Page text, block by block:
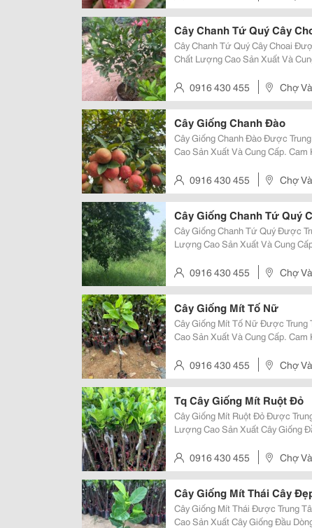
Cây Chanh Tứ Quý Cây
Cây Chanh Tứ Quý Cây Choai
Chất Lượng Cao Sản Xuất Và
Trái Chanh Tứ Quý Là Giống
0916 430 455 Chợ
Cây Giống Chanh Đào
Cây Giống Chanh Đào Được
Cao Sản Xuất Và Cung Cấp.
Là Giống Chanh Đặc Sản Được...
0916 430 455 Chợ
Cây Giống Chanh Tứ Quý
Cây Giống Chanh Tứ Quý Được
Lượng Cao Sản Xuất Và Cung
Chanh Tứ Quý Là Giống Chanh
0916 430 455 Chợ
Cây Giống Mít Tố Nữ
Cây Giống Mít Tố Nữ Được Trung
Cao Sản Xuất Và Cung Cấp.
Là Giống Mít Đặc Sản Được...
0916 430 455 Chợ
Tq Cây Giống Mít Ruột Đỏ
Cây Giống Mít Ruột Đỏ Được
Lượng Cao Sản Xuất Cây Giống
Và Trái Giống Mít Ruột Đỏ Với
0916 430 455 Chợ
Cây Giống Mít Thái Cây
Cây Giống Mít Thái Được Trung
Cao Sản Xuất Cây Giống Đầu